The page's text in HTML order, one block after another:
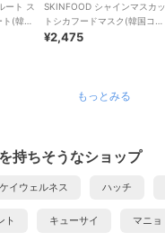
ート ス
(韓国
SKINFOOD シャインマスカッ
トシカフードマスク(韓国コス
メ)
¥2,475
もっとみる
持ちそうなショップ
イウェルネス ハッチ
ト キューサイ マニョ